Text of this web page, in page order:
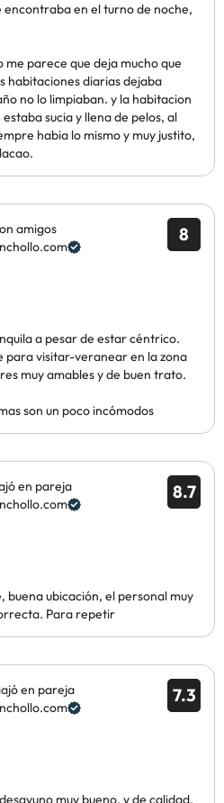
en el turno de noche,
parece que deja mucho que
habitaciones diarias dejaba
no lo limpiaban. y la habitacion
sucia y llena de pelos, al
habia lo mismo y muy justito,
8
amigos
a pesar de estar céntrico.
para visitar-veranear en la zona
muy amables y de buen trato.
son un poco incómodos
8.7
en pareja
buena ubicación, el personal muy
Para repetir
7.3
en pareja
muy bueno, y de calidad.